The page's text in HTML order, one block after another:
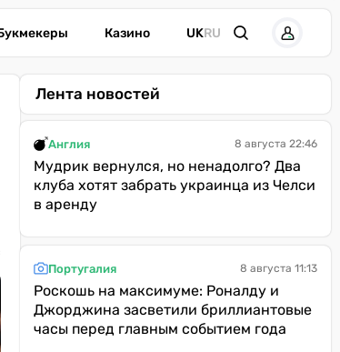
Казино UKRU
Лента новостей
Англия 8 августа 22:46
Мудрик вернулся, но ненадолго? Два
клуба хотят забрать украинца из Челси
в аренду
Португалия 8 августа 11:13
Роскошь на максимуме: Роналду и
Джорджина засветили бриллиантовые
часы перед главным событием года